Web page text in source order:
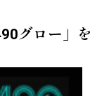
グロー」を